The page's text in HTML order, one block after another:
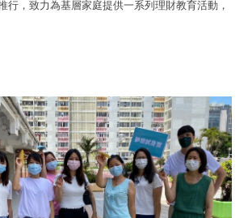
行，致力為基層家庭提供一系列理財教育活動，